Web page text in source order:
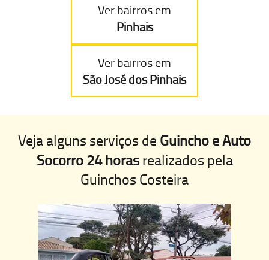
Ver bairros em
Pinhais
Ver bairros em
São José dos Pinhais
Veja alguns serviços de Guincho e Auto
Socorro 24 horasrealizados pela
Guinchos Costeira